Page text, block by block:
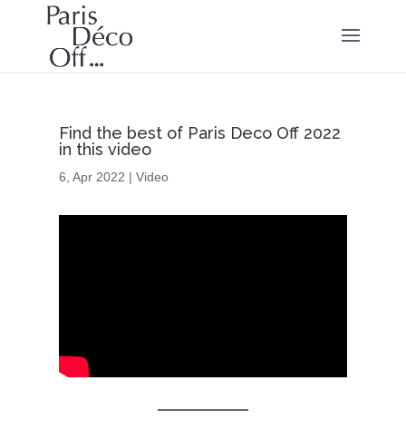
Find the best of Paris Deco Off 2022
in this video
6, Apr 2022 | Video